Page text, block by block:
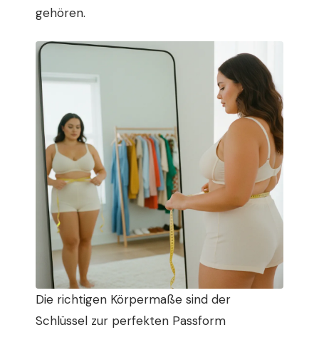
gehören.
Die richtigen Körpermaße sind der
Schlüssel zur perfekten Passform